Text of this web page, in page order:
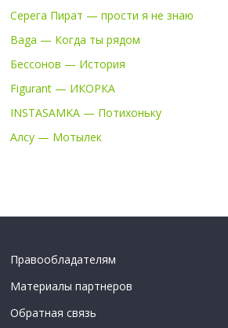
Серега Пират — прости я не знаю
Baga — Когда ты рядом
Бессонов — История
Figurant — ИКОРКА
INSTASAMKA — Потихоньку
Алсу — Мотылек
Правообладателям
Материалы партнеров
Обратная связь